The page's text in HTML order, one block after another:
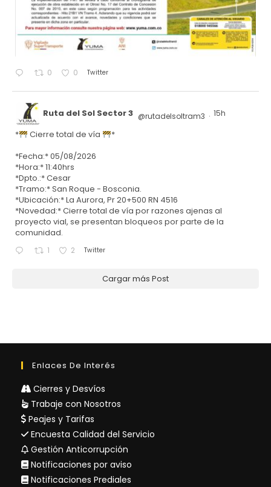
0 0 Twitter
Ruta del Sol Sector 3 @rutadelsoltram3 · 15h
* Cierre total de vía
*
*Fecha:* 05/08/2026
*Hora:* 11:40hrs
*Dpto.:* Cesar
*Tramo:* San Roque - Bosconia.
*Ubicación:* La Aurora, Pr 20+500 RN 4516
*Novedad:* Cierre total de vía por razones ajenas al
proyecto vial, se presentan bloqueos por parte de la
comunidad.
1 2 Twitter
Cargar más Post
Enlaces De Interés
Cierres y Desvíos
Trabaje con Nosotros
Peajes y Tarifas
Encuesta Calidad del Servicio
Gestión Anticorrupción
Notificaciones por aviso
Notificaciones Prediales